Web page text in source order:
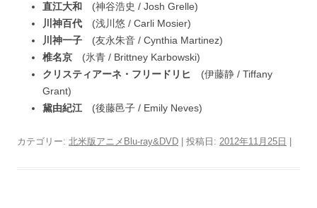
直江大和 (神谷浩史 / Josh Grelle)
川神百代 (浅川悠 / Carli Mosier)
川神一子 (友永朱音 / Cynthia Martinez)
椎名京 (氷青 / Brittney Karbowski)
クリスティアーネ・フリードリヒ
(伊藤静 / Tiffany
Grant)
黛由紀江 (後藤邑子 / Emily Neves)
カテゴリー: 北米版アニメBlu-ray&DVD | 投稿日: 2012年11月25日